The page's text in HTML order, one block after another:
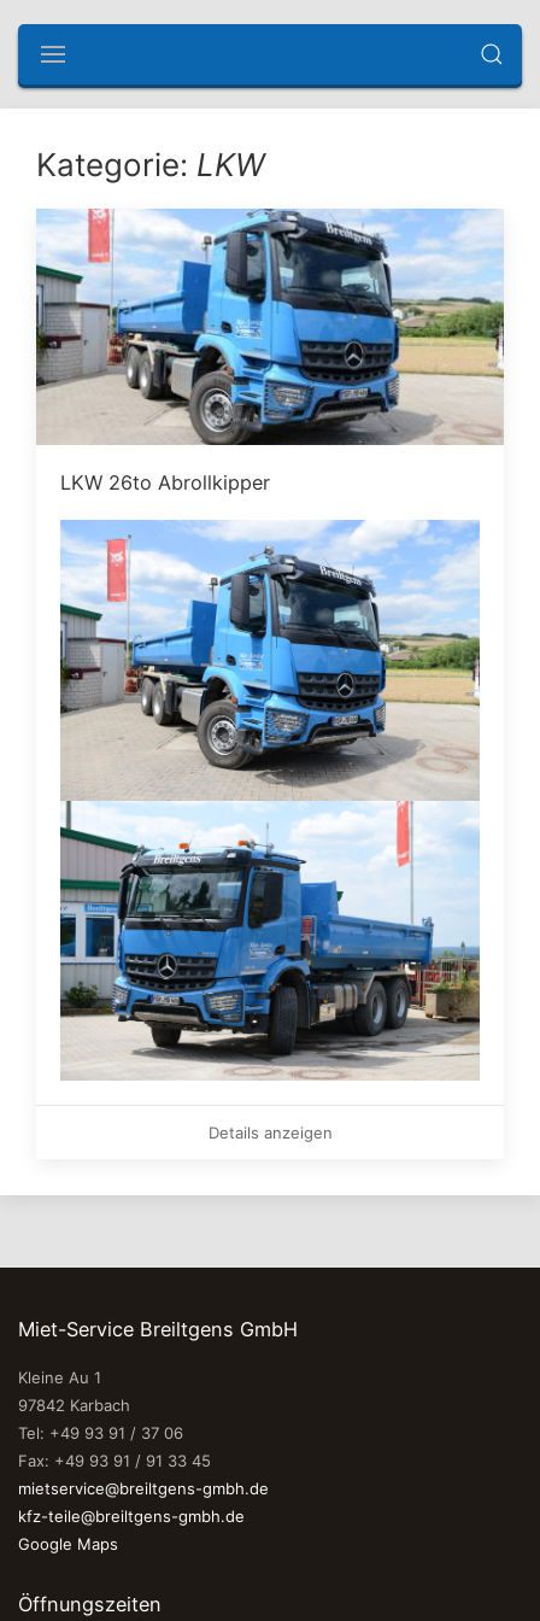
Kategorie: LKW
LKW 26to Abrollkipper
Details anzeigen
Miet-Service Breiltgens GmbH
Kleine Au 1
97842 Karbach
Tel: +49 93 91 / 37 06
Fax: +49 93 91 / 91 33 45
mietservice@breiltgens-gmbh.de
kfz-teile@breiltgens-gmbh.de
Google Maps
Öffnungszeiten